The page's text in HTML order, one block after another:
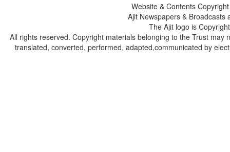
Website & Contents
Ajit Newspapers &
The Ajit logo is
All rights reserved. Copyright materials belonging to the Trust
translated, converted, performed, adapted,communicated by